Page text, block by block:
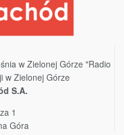
w Zielonej Górze "Radio
w Zielonej Górze
S.A.
1
Góra